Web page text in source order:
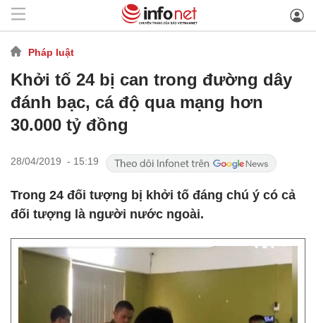
Pháp luật
Khởi tố 24 bị can trong đường dây
đánh bạc, cá độ qua mạng hơn
30.000 tỷ đồng
28/04/2019 - 15:19
Trong 24 đối tượng bị khởi tố đáng chú ý có cả
đối tượng là người nước ngoài.